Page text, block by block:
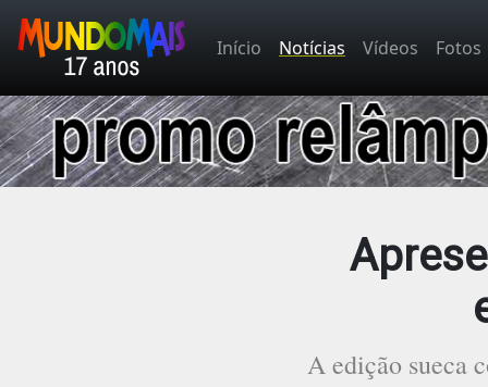
Início Notícias Vídeos Fotos
A edição sueca